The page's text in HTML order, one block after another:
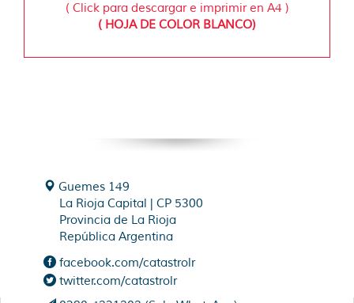
( Click para descargar e imprimir en A4 )
( HOJA DE COLOR BLANCO)
Guemes 149
La Rioja Capital | CP 5300
Provincia de La Rioja
República Argentina
facebook.com/catastrolr
twitter.com/catastrolr